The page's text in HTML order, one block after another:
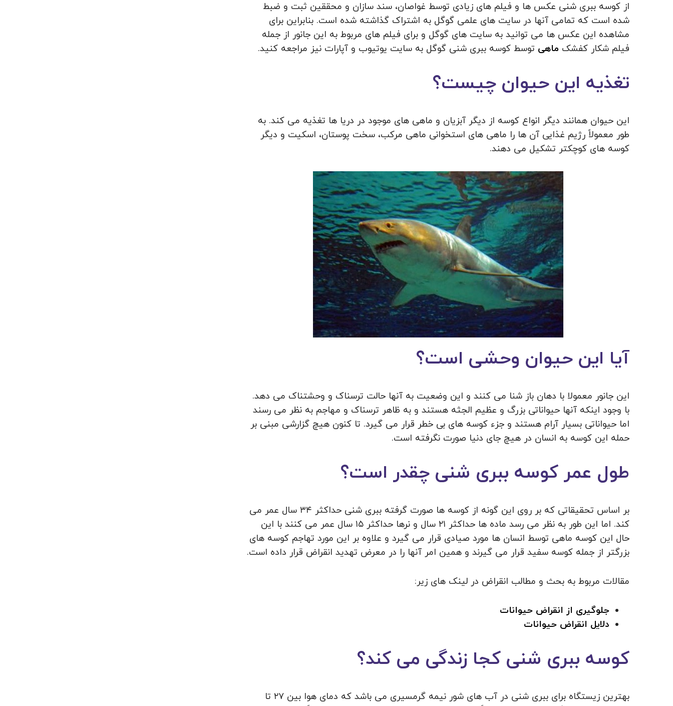
از کوسه ببری شنی عکس ها و فیلم های زیادی توسط غواصان، سند سازان و محققین ثبت و ضبط
شده است که تمامی آنها در سایت های علمی گوگل به اشتراک گذاشته شده است. بنابراین برای
مشاهده این عکس ها می توانید به سایت های گوگل و برای فیلم های مربوط به این جانور از جمله
فیلم شکار کفشک ‌ ماهی توسط کوسه ببری شنی گوگل به سایت یوتیوب و آپارات نیز مراجعه کنید.
تغذیه این حیوان چیست؟
این حیوان همانند دیگر انواع کوسه از دیگر آبزیان و ماهی های موجود در دریا ها تغذیه می کند. به
طور معمولاً رژیم غذایی آن ها را ماهی های استخوانی ماهی مرکب، سخت پوستان، اسکیت و دیگر
کوسه های کوچکتر تشکیل می دهند.
آیا این حیوان وحشی است؟
این جانور معمولا با دهان باز شنا می کنند و این وضعیت به آنها حالت ترسناک و وحشتناک می دهد.
با وجود اینکه آنها حیواناتی بزرگ و عظیم الجثه هستند و به ظاهر ترسناک و مهاجم به نظر می رسند
اما حیواناتی بسیار آرام هستند و جزء کوسه های بی خطر قرار می گیرد. تا کنون هیچ گزارشی مبنی بر
حمله این کوسه به انسان در هیچ جای دنیا صورت نگرفته است.
طول عمر کوسه ببری شنی چقدر است؟
بر اساس تحقیقاتی که بر روی این گونه از کوسه ها صورت گرفته ببری شنی حداکثر ۳۴ سال عمر می
کند. اما این طور به نظر می رسد ماده ها حداکثر ۲۱ سال و نرها حداکثر ۱۵ سال عمر می کنند با این
حال این کوسه ماهی توسط انسان ها مورد صیادی قرار می گیرد و علاوه بر این مورد تهاجم کوسه های
بزرگتر از جمله کوسه سفید قرار می گیرند و همین امر آنها را در معرض تهدید انقراض قرار داده است.
مقالات مربوط به بحث و مطالب انقراض در لینک های زیر:
جلوگیری از انقراض حیوانات
دلایل انقراض حیوانات
کوسه ببری شنی کجا زندگی می کند؟
بهترین زیستگاه برای ببری شنی در آب های شور نیمه گرمسیری می باشد که دمای هوا بین ۲۷ تا